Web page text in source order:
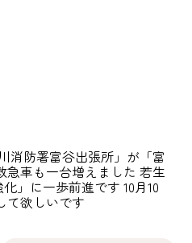
消防署富谷出張所」が「富
車も一台増えました 若生
」に一歩前進です 10月10
て欲しいです